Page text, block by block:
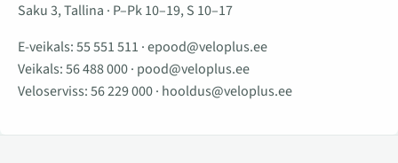
Saku 3, Tallina · P–Pk 10–19, S 10–17
E-veikals:55 551 511 ·epood@veloplus.ee
Veikals:56 488 000· pood@veloplus.ee
Veloserviss:56 229 000· hooldus@veloplus.ee